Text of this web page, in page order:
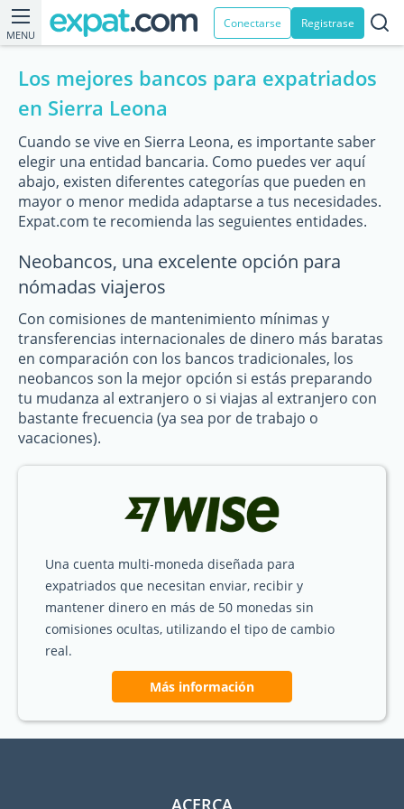
MENU
Conectarse Registrase
Los mejores bancos para expatriados
en Sierra Leona
Cuando se vive en Sierra Leona, es importante saber
elegir una entidad bancaria. Como puedes ver aquí
abajo, existen diferentes categorías que pueden en
mayor o menor medida adaptarse a tus necesidades.
Expat.com te recomienda las seguientes entidades.
Neobancos, una excelente opción para
nómadas viajeros
Con comisiones de mantenimiento mínimas y
transferencias internacionales de dinero más baratas
en comparación con los bancos tradicionales, los
neobancos son la mejor opción si estás preparando
tu mudanza al extranjero o si viajas al extranjero con
bastante frecuencia (ya sea por de trabajo o
vacaciones).
Una cuenta multi-moneda diseñada para
expatriados que necesitan enviar, recibir y
mantener dinero en más de 50 monedas sin
comisiones ocultas, utilizando el tipo de cambio
real.
Más información
ACERCA